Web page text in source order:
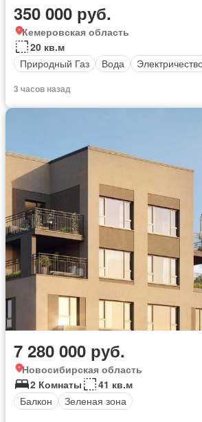
350 000 руб.
Кемеровская область
20 кв.м
Природный Газ
Вода
3 часов назад
7 280 000 руб.
Новосибирская область
2 Комнаты
41 кв.м
Балкон
Зеленая зона